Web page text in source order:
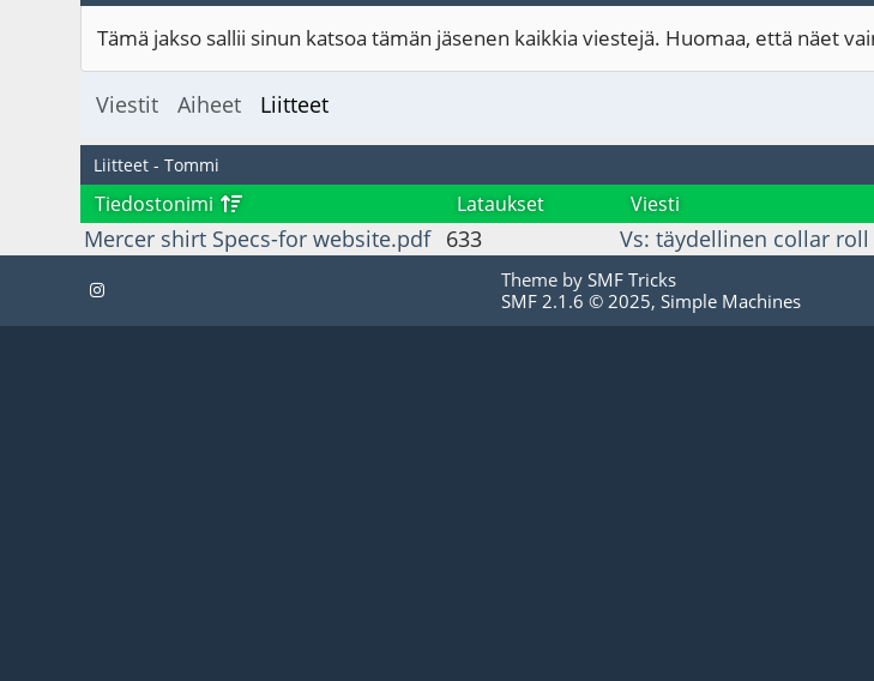
Tämä jakso sallii sinun katsoa tämän jäsenen kaikkia viestejä. Huomaa, että näet
Viestit Aiheet Liitteet
Liitteet - Tommi
Tiedostonimi Lataukset Viesti
Mercer shirt Specs-for website.pdf 633 Vs: täydellinen collar roll
Theme by SMF Tricks
SMF 2.1.6 © 2025, Simple Machines